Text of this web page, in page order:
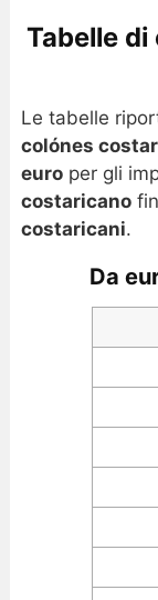
Tabelle
Le tabelle
colónes
europer gli
costaricano
costaricani.
Da